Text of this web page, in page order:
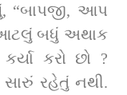
“બાપજી, આપ
આટલું બધું અથાક
કરો છો ?
રહેતું નથી.